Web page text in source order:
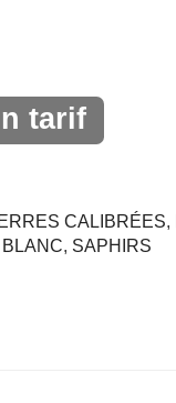
tarif
CALIBRÉES,
, SAPHIRS